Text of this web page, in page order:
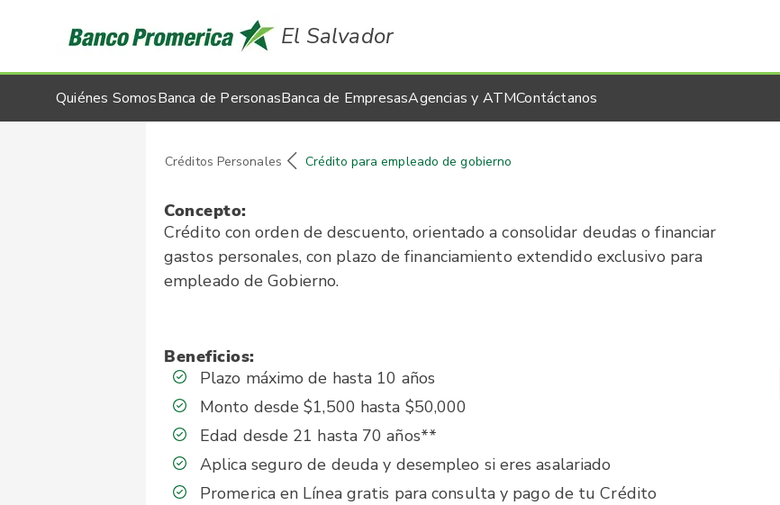
El Salvador
Quiénes SomosBanca de PersonasBanca de EmpresasAgencias y ATMContáctanos
Crédito para empleado de gobierno
Créditos Personales
Concepto:
Crédito con orden de descuento, orientado a consolidar deudas o financiar
gastos personales, con plazo de financiamiento extendido exclusivo para
empleado de Gobierno.
Beneficios:
Plazo máximo de hasta 10 años
Monto desde $1,500 hasta $50,000
Edad desde 21 hasta 70 años**
Aplica seguro de deuda y desempleo si eres asalariado
Promerica en Línea gratis para consulta y pago de tu Crédito